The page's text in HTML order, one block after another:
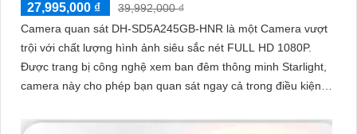
27,995,000 ₫
39,992,000 ₫
Camera quan sát DH-SD5A245GB-HNR là một Camera vượt
trội với chất lượng hình ảnh siêu sắc nét FULL HD 1080P.
Được trang bị công nghệ xem ban đêm thông minh Starlight,
camera này cho phép bạn quan sát ngay cả trong điều kiện